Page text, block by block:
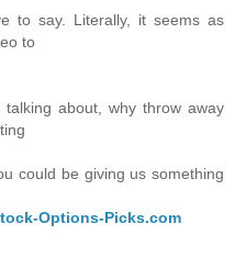
to say. Literally, it seems as
to
about, why throw away
could be giving us something
Options-Picks.com